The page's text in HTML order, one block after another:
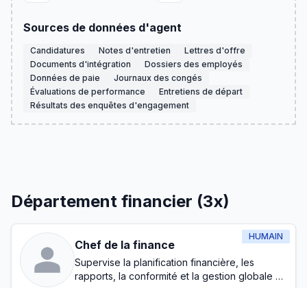
Sources de données d'agent
Candidatures Notes d'entretien
Lettres d'offre
Documents d'intégration
Dossiers des employés
Données de paie
Journaux des congés
Évaluations de performance
Entretiens de départ
Résultats des enquêtes d'engagement
Département financier (3x)
HUMAIN
Chef de la finance
Supervise la planification financière, les
rapports, la conformité et la gestion globale du